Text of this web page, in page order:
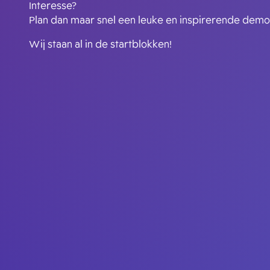
Interesse?
Plan dan maar snel een leuke en inspirerende
Wij staan al in de startblokken!